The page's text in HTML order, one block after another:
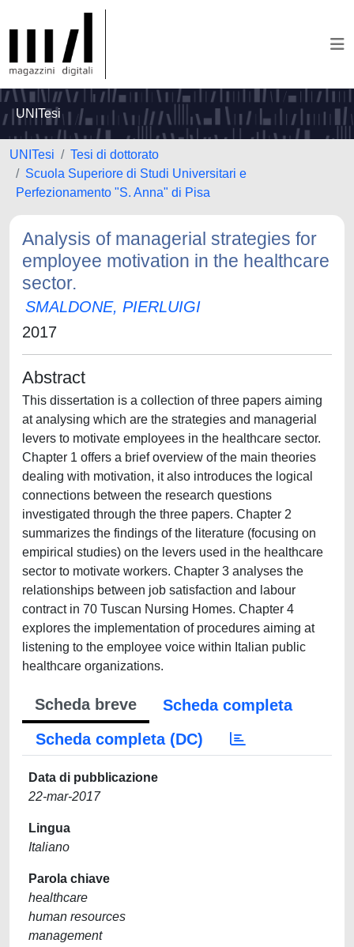
UNITesi
UNITesi
Tesi di dottorato
Scuola Superiore di Studi Universitari e
Perfezionamento "S. Anna" di Pisa
Analysis of managerial strategies for
employee motivation in the healthcare
sector.
SMALDONE, PIERLUIGI
2017
Abstract
This dissertation is a collection of three papers aiming
at analysing which are the strategies and managerial
levers to motivate employees in the healthcare sector.
Chapter 1 offers a brief overview of the main theories
dealing with motivation, it also introduces the logical
connections between the research questions
investigated through the three papers. Chapter 2
summarizes the findings of the literature (focusing on
empirical studies) on the levers used in the healthcare
sector to motivate workers. Chapter 3 analyses the
relationships between job satisfaction and labour
contract in 70 Tuscan Nursing Homes. Chapter 4
explores the implementation of procedures aiming at
listening to the employee voice within Italian public
healthcare organizations.
Scheda breve
Scheda completa
Scheda completa (DC)
Data di pubblicazione
22-mar-2017
Lingua
Italiano
Parola chiave
healthcare
human resources
management